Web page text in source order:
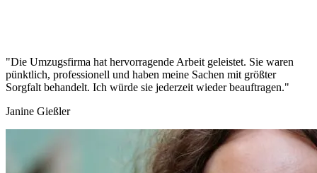
"Die Umzugsfirma hat hervorragende Arbeit geleistet. Sie waren
pünktlich, professionell und haben meine Sachen mit größter
Sorgfalt behandelt. Ich würde sie jederzeit wieder beauftragen."
Janine Gießler